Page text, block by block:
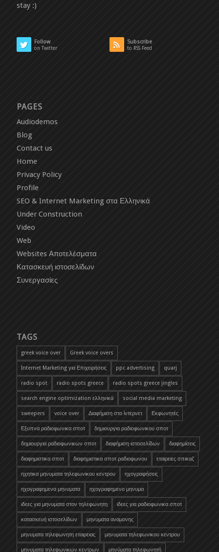
stay :)
Follow
on Twitter
Subscribe
to RSS Feed
PAGES
Audiodemos
Blog
Contact us
Home
Privacy Policy
Profile
SEO & Internet Marketing στα Ελληνικά
Under Construction
Video
Web
Websites Αποτελέσματα
Κατασκευή ιστοσελίδων
Συνεργασίες
TAGS
greek voice over Greek voice overs
Internet Marketing για Επιχειρήσεις ppc advertising quarj
radio spot radio spots greece radio spots greece jingles
search engine optimization ελληνικά social media marketing
sweepers voice over Διαφήμιση στο ίντερνετ Εκφωνητές
Εξυπνα ραδιοφωνικα σποτ δημιουργια ραδιοφωνικου σποτ
δημιουργια ραδιοφωνικων σποτ διαφήμιση ιστοσελίδων διαφημίσεις
διαφημιστικα σποτ διαφημιστικα σποτ ραδιοφωνου εταιρειες σπικαζ
ηχητικα μηνυματα τηλεφωνικου κεντρου ηχογραφήσεις
ηχογραφημενα μηνυματα ηχογραφημενο μηνυμα
ιδεες για μηνυματα στον τηλεφωνητη ιδεες για ραδιοφωνικα σποτ
κατασκευή ιστοσελίδων μηνυματα αναμονης
μηνυματα τηλεφωνητη εταιρειας μηνυματα τηλεφωνικου κεντρου
μηνυματα τηλεφωνικων κεντρων μηνύματα τηλεφωνητή